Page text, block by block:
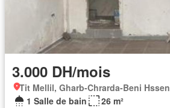
3.000 DH/mois
Tit Mellil, Gharb-Chrarda-Beni Hssen
1 Salle de bain
26 m²